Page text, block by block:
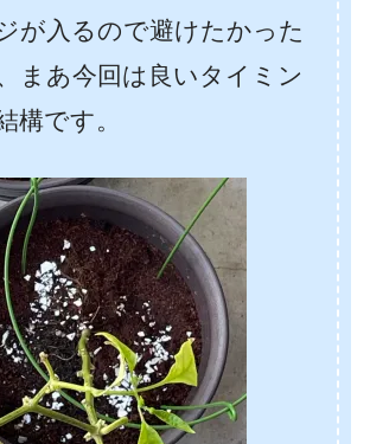
が入るので避けたかった
まあ今回は良いタイミン
構です。